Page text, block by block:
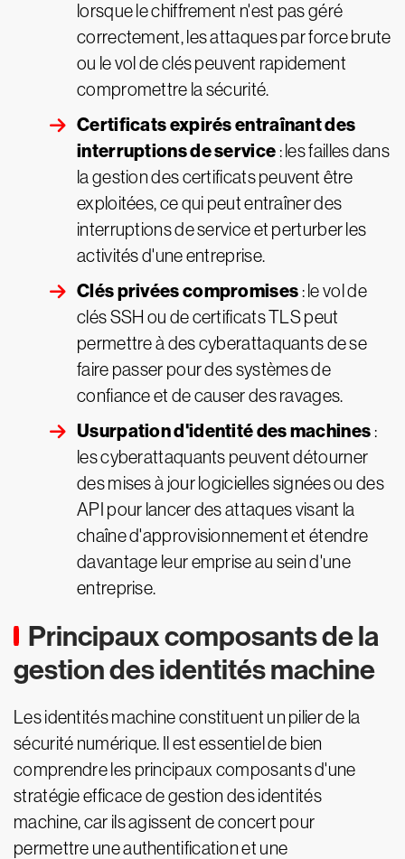
lorsque le chiffrement n'est pas géré
correctement, les attaques par force brute
ou le vol de clés peuvent rapidement
compromettre la sécurité.
Certificats expirés entraînant des
interruptions de service : les failles dans
la gestion des certificats peuvent être
exploitées, ce qui peut entraîner des
interruptions de service et perturber les
activités d'une entreprise.
Clés privées compromises : le vol de
clés SSH ou de certificats TLS peut
permettre à des cyberattaquants de se
faire passer pour des systèmes de
confiance et de causer des ravages.
Usurpation d'identité des machines :
les cyberattaquants peuvent détourner
des mises à jour logicielles signées ou des
API pour lancer des attaques visant la
chaîne d'approvisionnement et étendre
davantage leur emprise au sein d'une
entreprise.
Principaux composants de la
gestion des identités machine
Les identités machine constituent un pilier de la
sécurité numérique. Il est essentiel de bien
comprendre les principaux composants d'une
stratégie efficace de gestion des identités
machine, car ils agissent de concert pour
permettre une authentification et une